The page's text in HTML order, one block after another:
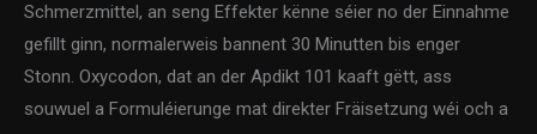
Schmerzmittel, an seng Effekter kënne séier no der Einnahme
gefillt ginn, normalerweis bannent 30 Minutten bis enger
Stonn. Oxycodon, dat an der Apdikt 101 kaaft gëtt, ass
souwuel a Formuléierunge mat direkter Fräisetzung wéi och a